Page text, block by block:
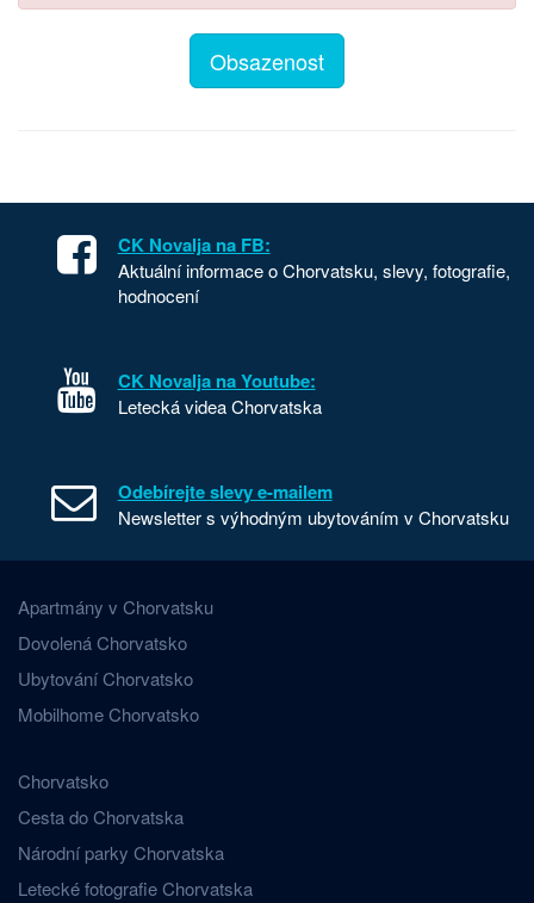
Obsazenost
CK Novalja na FB:
Aktuální informace o Chorvatsku, slevy, fotografie,
hodnocení
CK Novalja na Youtube:
Letecká videa Chorvatska
Odebírejte slevy e-mailem
Newsletter s výhodným ubytováním v Chorvatsku
Apartmány v Chorvatsku
Dovolená Chorvatsko
Ubytování Chorvatsko
Mobilhome Chorvatsko
Chorvatsko
Cesta do Chorvatska
Národní parky Chorvatska
Letecké fotografie Chorvatska